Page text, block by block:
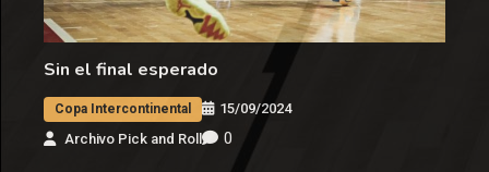
Sin el final esperado
Copa Intercontinental
15/09/2024
Archivo Pick and Roll
0